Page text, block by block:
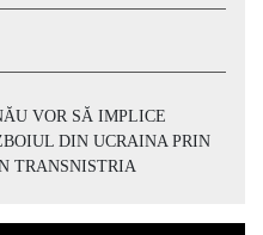
VOR SĂ IMPLICE
DIN UCRAINA PRIN
TRANSNISTRIA